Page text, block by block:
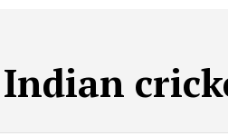
Indian